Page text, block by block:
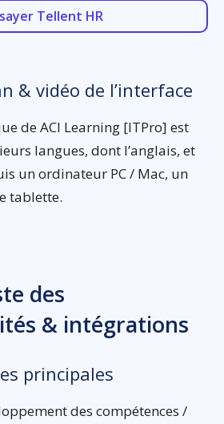
Tellent HR
& vidéo de l’interface
de ACI Learning [ITPro] est
langues, dont l’anglais, et
un ordinateur PC / Mac, un
tablette.
des
& intégrations
principales
des compétences /